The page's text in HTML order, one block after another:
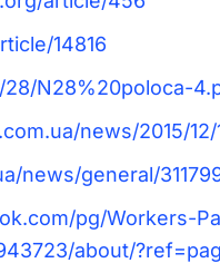
14816
N28%20poloca-
news/2015/12/
news/general/
pg/Workers-
about/